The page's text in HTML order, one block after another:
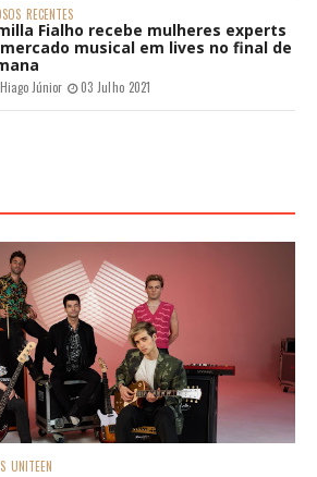
RECENTES
Fialho recebe mulheres experts
musical em lives no final de
Hiago Júnior 03 Julho 2021
UNITEEN